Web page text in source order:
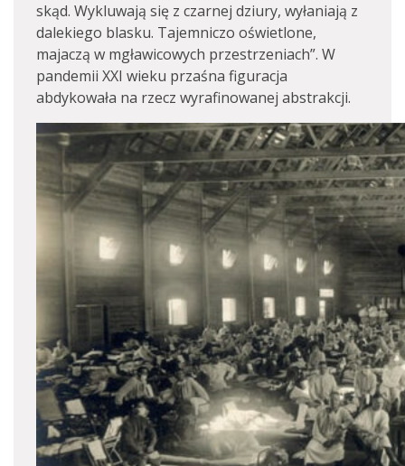
skąd. Wykluwają się z czarnej dziury, wyłaniają z
dalekiego blasku. Tajemniczo oświetlone,
majaczą w mgławicowych przestrzeniach”. W
pandemii XXI wieku przaśna figuracja
abdykowała na rzecz wyrafinowanej abstrakcji.